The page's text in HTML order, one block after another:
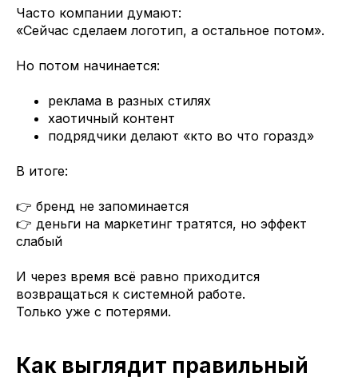
Часто компании думают:
«Сейчас сделаем логотип, а остальное потом».
Но потом начинается:
реклама в разных стилях
хаотичный контент
подрядчики делают «кто во что горазд»
В итоге:
👉 бренд не запоминается
👉 деньги на маркетинг тратятся, но эффект
слабый
И через время всё равно приходится
возвращаться к системной работе.
Только уже с потерями.
Как выглядит правильный